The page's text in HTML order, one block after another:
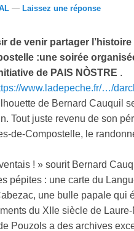
— Laissez une réponse
de venir partager
:une soirée
de PAIS NÒSTRE .
www.ladepeche.fr/…/
de Bernard Cauquil
Tout juste revenu de son
de-Compostelle, le
! » sourit Bernard
pépites : une carte du
une bulle papale qui
du XIIe siècle de
Pouzols a des archives